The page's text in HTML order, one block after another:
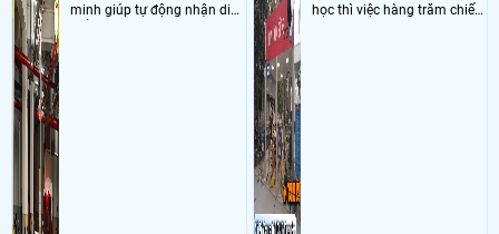
minh giúp tự động nhận diện
học thì việc hàng trăm chiếc